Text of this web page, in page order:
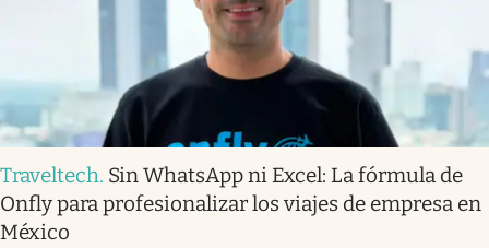
Traveltech. Sin WhatsApp ni Excel: La fórmula de
Onfly para profesionalizar los viajes de empresa en
México